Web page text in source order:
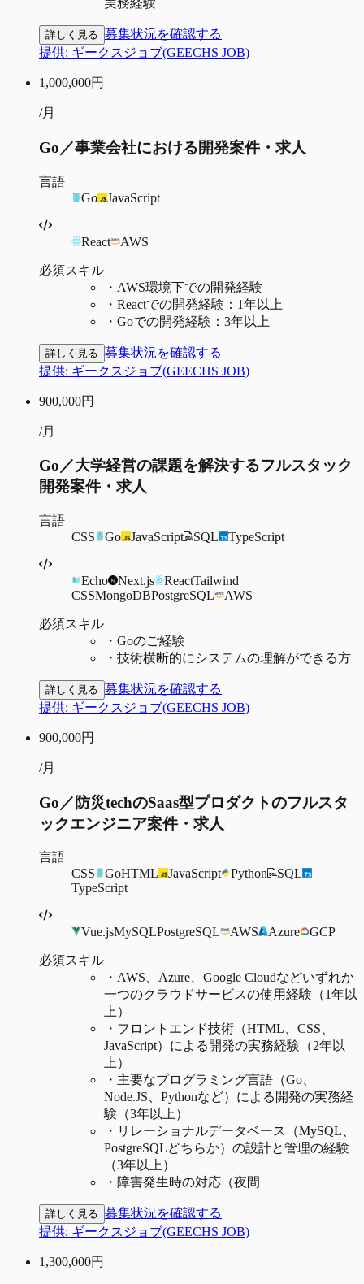
実務経験
詳しく見る 募集状況を確認する
提供: ギークスジョブ(GEECHS JOB)
1,000,000円
/月
Go／事業会社における開発案件・求人
言語
Go
JavaScript
React AWS
必須スキル
・ AWS環境下での開発経験
・ Reactでの開発経験：1年以上
・ Goでの開発経験：3年以上
詳しく見る 募集状況を確認する
提供: ギークスジョブ(GEECHS JOB)
900,000円
/月
Go／大学経営の課題を解決するフルスタック
開発案件・求人
言語
CSS
Go JavaScript SQL TypeScript
Echo Next.js ReactTailwind
CSSMongoDBPostgreSQL AWS
必須スキル
・ Goのご経験
・ 技術横断的にシステムの理解ができる方
詳しく見る 募集状況を確認する
提供: ギークスジョブ(GEECHS JOB)
900,000円
/月
Go／防災techのSaas型プロダクトのフルスタ
ックエンジニア案件・求人
言語
CSS
GoHTML JavaScript Python
SQL
TypeScript
Vue.jsMySQLPostgreSQL AWS Azure GCP
必須スキル
・ AWS、Azure、Google Cloudなどいずれか
一つのクラウドサービスの使用経験（1年以
上）
・ フロントエンド技術（HTML、CSS、
JavaScript）による開発の実務経験（2年以
上）
・ 主要なプログラミング言語（Go、
Node.JS、Pythonなど）による開発の実務経
験（3年以上）
・ リレーショナルデータベース（MySQL、
PostgreSQLどちらか）の設計と管理の経験
（3年以上）
・ 障害発生時の対応（夜間
詳しく見る 募集状況を確認する
提供: ギークスジョブ(GEECHS JOB)
1,300,000円